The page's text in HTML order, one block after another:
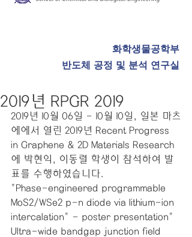
화학생물공학부
반도체 공정 및 분석 연구실
2019년 RPGR 2019
2019년 10월 06일 - 10월 10일, 일본 마츠
에에서 열린 2019년 Recent Progress
in Graphene & 2D Materials Research
에 박현익, 이동렬 학생이 참석하여 발
표를 수행하였습니다.
"Phase-engineered programmable
MoS2/WSe2 p-n diode via lithium-ion
intercalation" - poster presentation"
Ultra-wide bandgap junction field